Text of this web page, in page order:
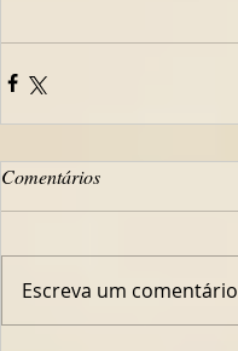
Comentários
Escreva um comentário